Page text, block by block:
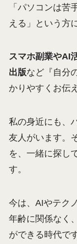
「パソコンは苦
える」という方
スマホ副業やAI
出版など『自分
かりやすくお伝
私の身近にも、
友人がいます。
を、一緒に探し
す。
今は、AIやテク
年齢に関係なく
ができる時代です